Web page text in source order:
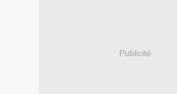
Publicité